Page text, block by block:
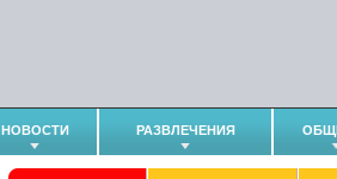
НОВОСТИ РАЗВЛЕЧЕНИЯ